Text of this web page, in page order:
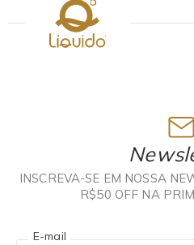
INSCREVA-SE EM NOSSA
R$50 OFF NA
E-mail